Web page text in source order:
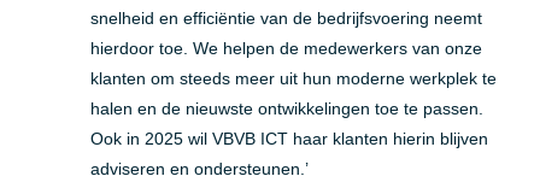
snelheid en efficiëntie van de bedrijfsvoering neemt
hierdoor toe. We helpen de medewerkers van onze
klanten om steeds meer uit hun moderne werkplek te
halen en de nieuwste ontwikkelingen toe te passen.
Ook in 2025 wil VBVB ICT haar klanten hierin blijven
adviseren en ondersteunen.’